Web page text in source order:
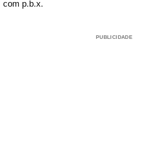
com p.b.x.
PUBLICIDADE